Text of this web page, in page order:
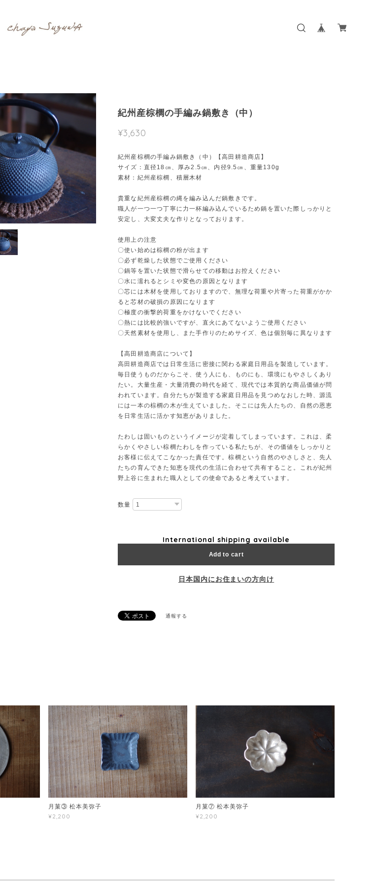
紀州産棕櫚の手編み鍋敷き（中）
¥3,630
紀州産棕櫚の手編み鍋敷き（中）【高田耕造商店】
サイズ：直径18㎝、厚み2.5㎝、内径9.5㎝、重量130g
素材：紀州産棕櫚、積層木材
貴重な紀州産棕櫚の縄を編み込んだ鍋敷きです。
職人が一つ一つ丁寧に力一杯編み込んでいるため鍋を置いた際しっかりと
安定し、大変丈夫な作りとなっております。
使用上の注意
〇使い始めは棕櫚の粉が出ます
〇必ず乾燥した状態でご使用ください
〇鍋等を置いた状態で滑らせての移動はお控えください
〇水に濡れるとシミや変色の原因となります
〇芯には木材を使用しておりますので、無理な荷重や片寄った荷重がかか
ると芯材の破損の原因になります
〇極度の衝撃的荷重をかけないでください
〇熱には比較的強いですが、直火にあてないようご使用ください
〇天然素材を使用し、また手作りのためサイズ、色は個別毎に異なります
【高田耕造商店について】
高田耕造商店では日常生活に密接に関わる家庭日用品を製造しています。
毎日使うものだからこそ、使う人にも、ものにも、環境にもやさしくあり
たい。大量生産・大量消費の時代を経て、現代では本質的な商品価値が問
われています。自分たちが製造する家庭日用品を見つめなおした時、源流
には一本の棕櫚の木が生えていました。そこには先人たちの、自然の恩恵
を日常生活に活かす知恵がありました。
たわしは固いものというイメージが定着してしまっています。これは、柔
らかくやさしい棕櫚たわしを作っている私たちが、その価値をしっかりと
お客様に伝えてこなかった責任です。棕櫚という自然のやさしさと、先人
たちの育んできた知恵を現代の生活に合わせて共有すること。これが紀州
野上谷に生まれた職人としての使命であると考えています。
数量
International shipping available
Add to cart
日本国内にお住まいの方向け
通報する
月菓③ 松本美弥子
¥2,200
月菓⑦ 松本美弥子
¥2,200